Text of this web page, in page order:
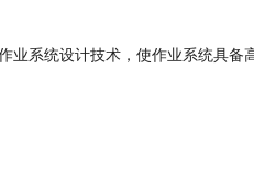
系统设计技术，使作业系统具备